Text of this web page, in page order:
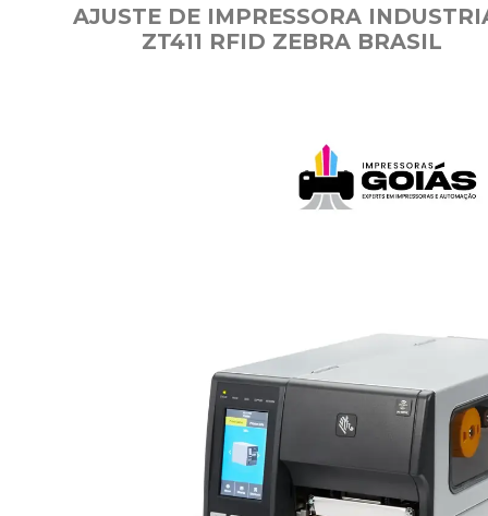
AJUSTE DE IMPRESSORA
ZT411 RFID ZEBRA BRASIL